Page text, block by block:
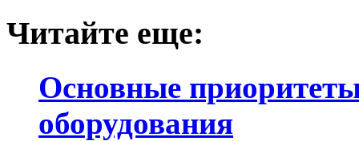
Читайте еще:
Основные
оборудования